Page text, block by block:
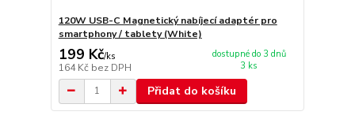
120W USB-C Magnetický nabíjecí adaptér pro
smartphony / tablety (White)
199 Kč/ks
164 Kč bez DPH
dostupné do 3 dnů
3 ks
Přidat do košíku